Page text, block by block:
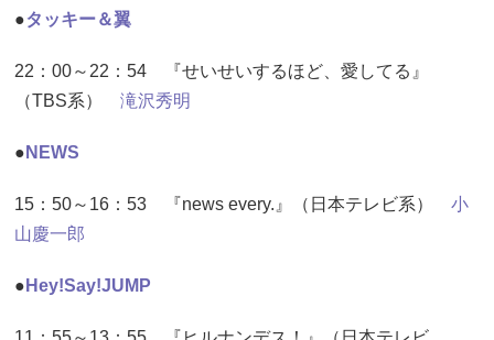
●タッキー＆翼
22：00～22：54 『せいせいするほど、愛してる』
（TBS系） 滝沢秀明
● NEWS
15：50～16：53 『news every.』（日本テレビ系） 小
山慶一郎
● Hey!Say!JUMP